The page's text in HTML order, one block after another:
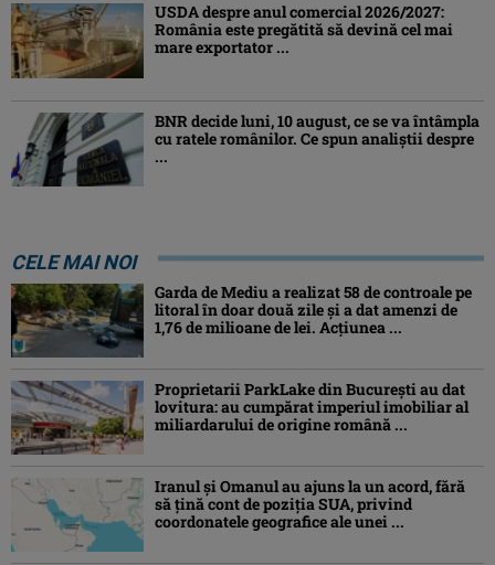
USDA despre anul comercial 2026/2027:
România este pregătită să devină cel mai
mare exportator ...
BNR decide luni, 10 august, ce se va întâmpla
cu ratele românilor. Ce spun analiștii despre
...
CELE MAI NOI
Garda de Mediu a realizat 58 de controale pe
litoral în doar două zile și a dat amenzi de
1,76 de milioane de lei. Acțiunea ...
Proprietarii ParkLake din București au dat
lovitura: au cumpărat imperiul imobiliar al
miliardarului de origine română ...
Iranul și Omanul au ajuns la un acord, fără
să țină cont de poziția SUA, privind
coordonatele geografice ale unei ...